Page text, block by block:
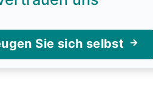
Sie sich selbst